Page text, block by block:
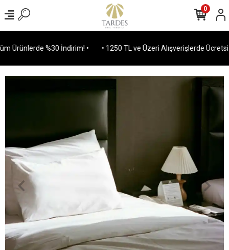
Ürünlerde %30 İndirim! • • 1250 TL ve Üzeri Alışverişlerde Ücretsiz
0